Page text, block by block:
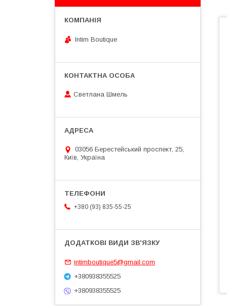
Intim Boutique
Светлана Шмель
03056 Берестейський проспект, 25,
Київ, Україна
+380 (93) 835-55-25
intimboutique5@gmail.com
+380938355525
+380938355525